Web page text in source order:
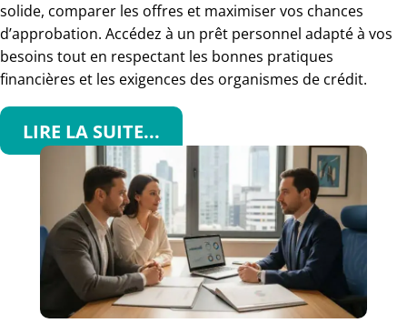
solide, comparer les offres et maximiser vos chances
d’approbation. Accédez à un prêt personnel adapté à vos
besoins tout en respectant les bonnes pratiques
financières et les exigences des organismes de crédit.
LIRE LA SUITE...